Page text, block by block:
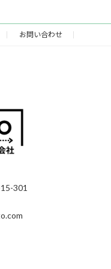
お問い合わせ
301